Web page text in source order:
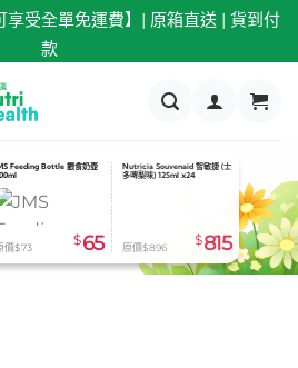
享受全單免運費】| 原箱直送 | 貨到付
款
Feeding Bottle 餵食奶壺
價$73 $65
Nutricia Souvenaid 智敏捷 (士
多啤梨味) 125ml x24
原價$896 $ 815